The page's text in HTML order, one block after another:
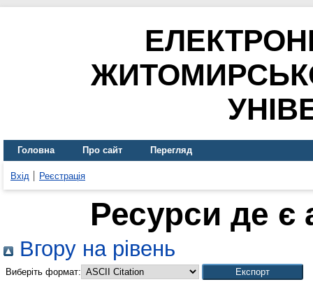
Головна Про сайт Перегляд
Вхід Реєстрація
Ресурси де є
Вгору на рівень
Виберіть формат: